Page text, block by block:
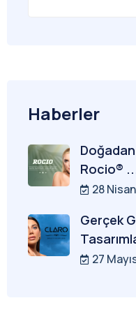
Haberler
Rocio®
28
Gerçek
27